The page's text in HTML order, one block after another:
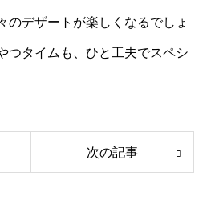
のデザートが楽しくなるでしょ
つタイムも、ひと工夫でスペシ
次の記事